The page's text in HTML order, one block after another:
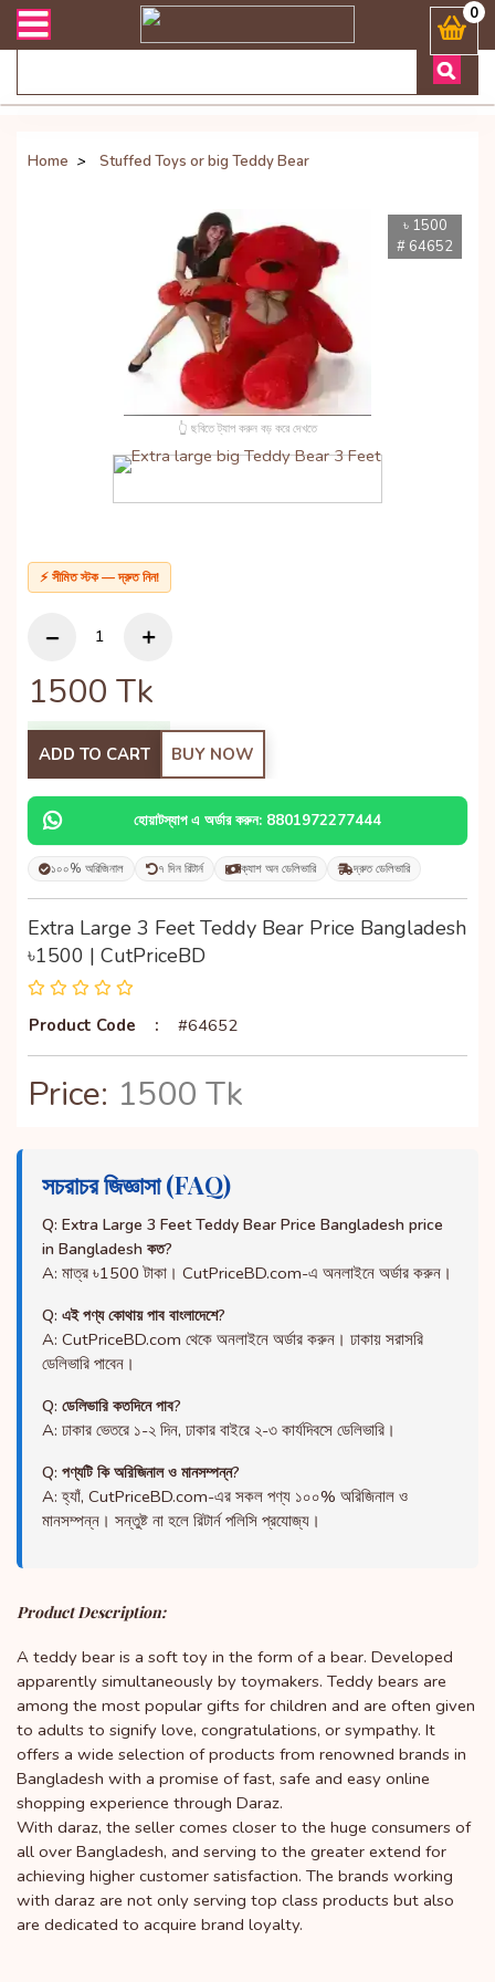
সংক্রান্ত যেকোনো জিজ্ঞাসায় কল করুনঃ ( Whatsapp ) 0
Home > Stuffed Toys or big Teddy Bear
৳ 1500
# 64652
👆 ছবিতে ট্যাপ করুন বড় করে দেখতে
⚡ সীমিত স্টক — দ্রুত নিন!
1500 Tk
ADD TO CART BUY NOW
হোয়াটস্যাপ এ অর্ডার করুন: 8801972277444
১০০% অরিজিনাল ৭ দিন রিটার্ন ক্যাশ অন ডেলিভারি দ্রুত ডেলিভারি
Extra Large 3 Feet Teddy Bear Price Bangladesh
৳1500 | CutPriceBD
Product Code : #64652
Price: 1500 Tk
সচরাচর জিজ্ঞাসা (FAQ)
Q: Extra Large 3 Feet Teddy Bear Price Bangladesh price
in Bangladesh কত?
A: মাত্র ৳1500 টাকা। CutPriceBD.com-এ অনলাইনে অর্ডার করুন।
Q: এই পণ্য কোথায় পাব বাংলাদেশে?
A: CutPriceBD.com থেকে অনলাইনে অর্ডার করুন। ঢাকায় সরাসরি
ডেলিভারি পাবেন।
Q: ডেলিভারি কতদিনে পাব?
A: ঢাকার ভেতরে ১-২ দিন, ঢাকার বাইরে ২-৩ কার্যদিবসে ডেলিভারি।
Q: পণ্যটি কি অরিজিনাল ও মানসম্পন্ন?
A: হ্যাঁ, CutPriceBD.com-এর সকল পণ্য ১০০% অরিজিনাল ও
মানসম্পন্ন। সন্তুষ্ট না হলে রিটার্ন পলিসি প্রযোজ্য।
Product Description:
A teddy bear is a soft toy in the form of a bear. Developed
apparently simultaneously by toymakers. Teddy bears are
among the most popular gifts for children and are often given
to adults to signify love, congratulations, or sympathy. It
offers a wide selection of products from renowned brands in
Bangladesh with a promise of fast, safe and easy online
shopping experience through Daraz.
With daraz, the seller comes closer to the huge consumers of
all over Bangladesh, and serving to the greater extend for
achieving higher customer satisfaction. The brands working
with daraz are not only serving top class products but also
are dedicated to acquire brand loyalty.